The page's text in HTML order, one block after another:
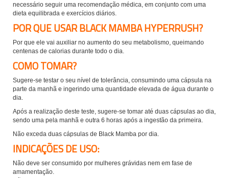
necessário seguir uma recomendação médica, em conjunto com uma
dieta equilibrada e exercícios diários.
POR QUE USAR BLACK MAMBA HYPERRUSH?
Por que ele vai auxiliar no aumento do seu metabolismo, queimando
centenas de calorias durante todo o dia.
COMO TOMAR?
Sugere-se testar o seu nível de tolerância, consumindo uma cápsula na
parte da manhã e ingerindo uma quantidade elevada de água durante o
dia.
Após a realização deste teste, sugere-se tomar até duas cápsulas ao dia,
sendo uma pela manhã e outra 6 horas após a ingestão da primeira.
Não exceda duas cápsulas de Black Mamba por dia.
INDICAÇÕES DE USO:
Não deve ser consumido por mulheres grávidas nem em fase de
amamentação.